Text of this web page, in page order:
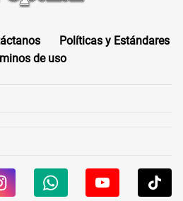
Políticas y Estándares
de uso